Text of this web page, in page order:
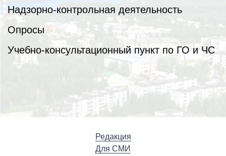
Надзорно-контрольная деятельность
Опросы
Учебно-консультационный пункт по ГО и ЧС
Редакция
Для СМИ